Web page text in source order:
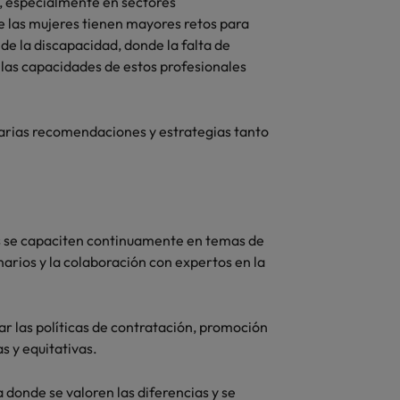
mujeres tienen mayores retos para
la discapacidad, donde la falta de
capacidades de estos profesionales
recomendaciones y estrategias tanto
capaciten continuamente en temas de
y la colaboración con expertos en la
las políticas de contratación, promoción
y equitativas.
se valoren las diferencias y se